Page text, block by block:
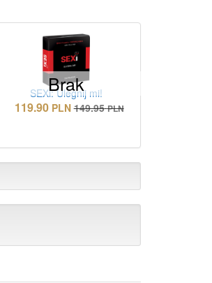
Brak
SEXi: Ulegnij mi!
119.90 PLN 149.95 PLN